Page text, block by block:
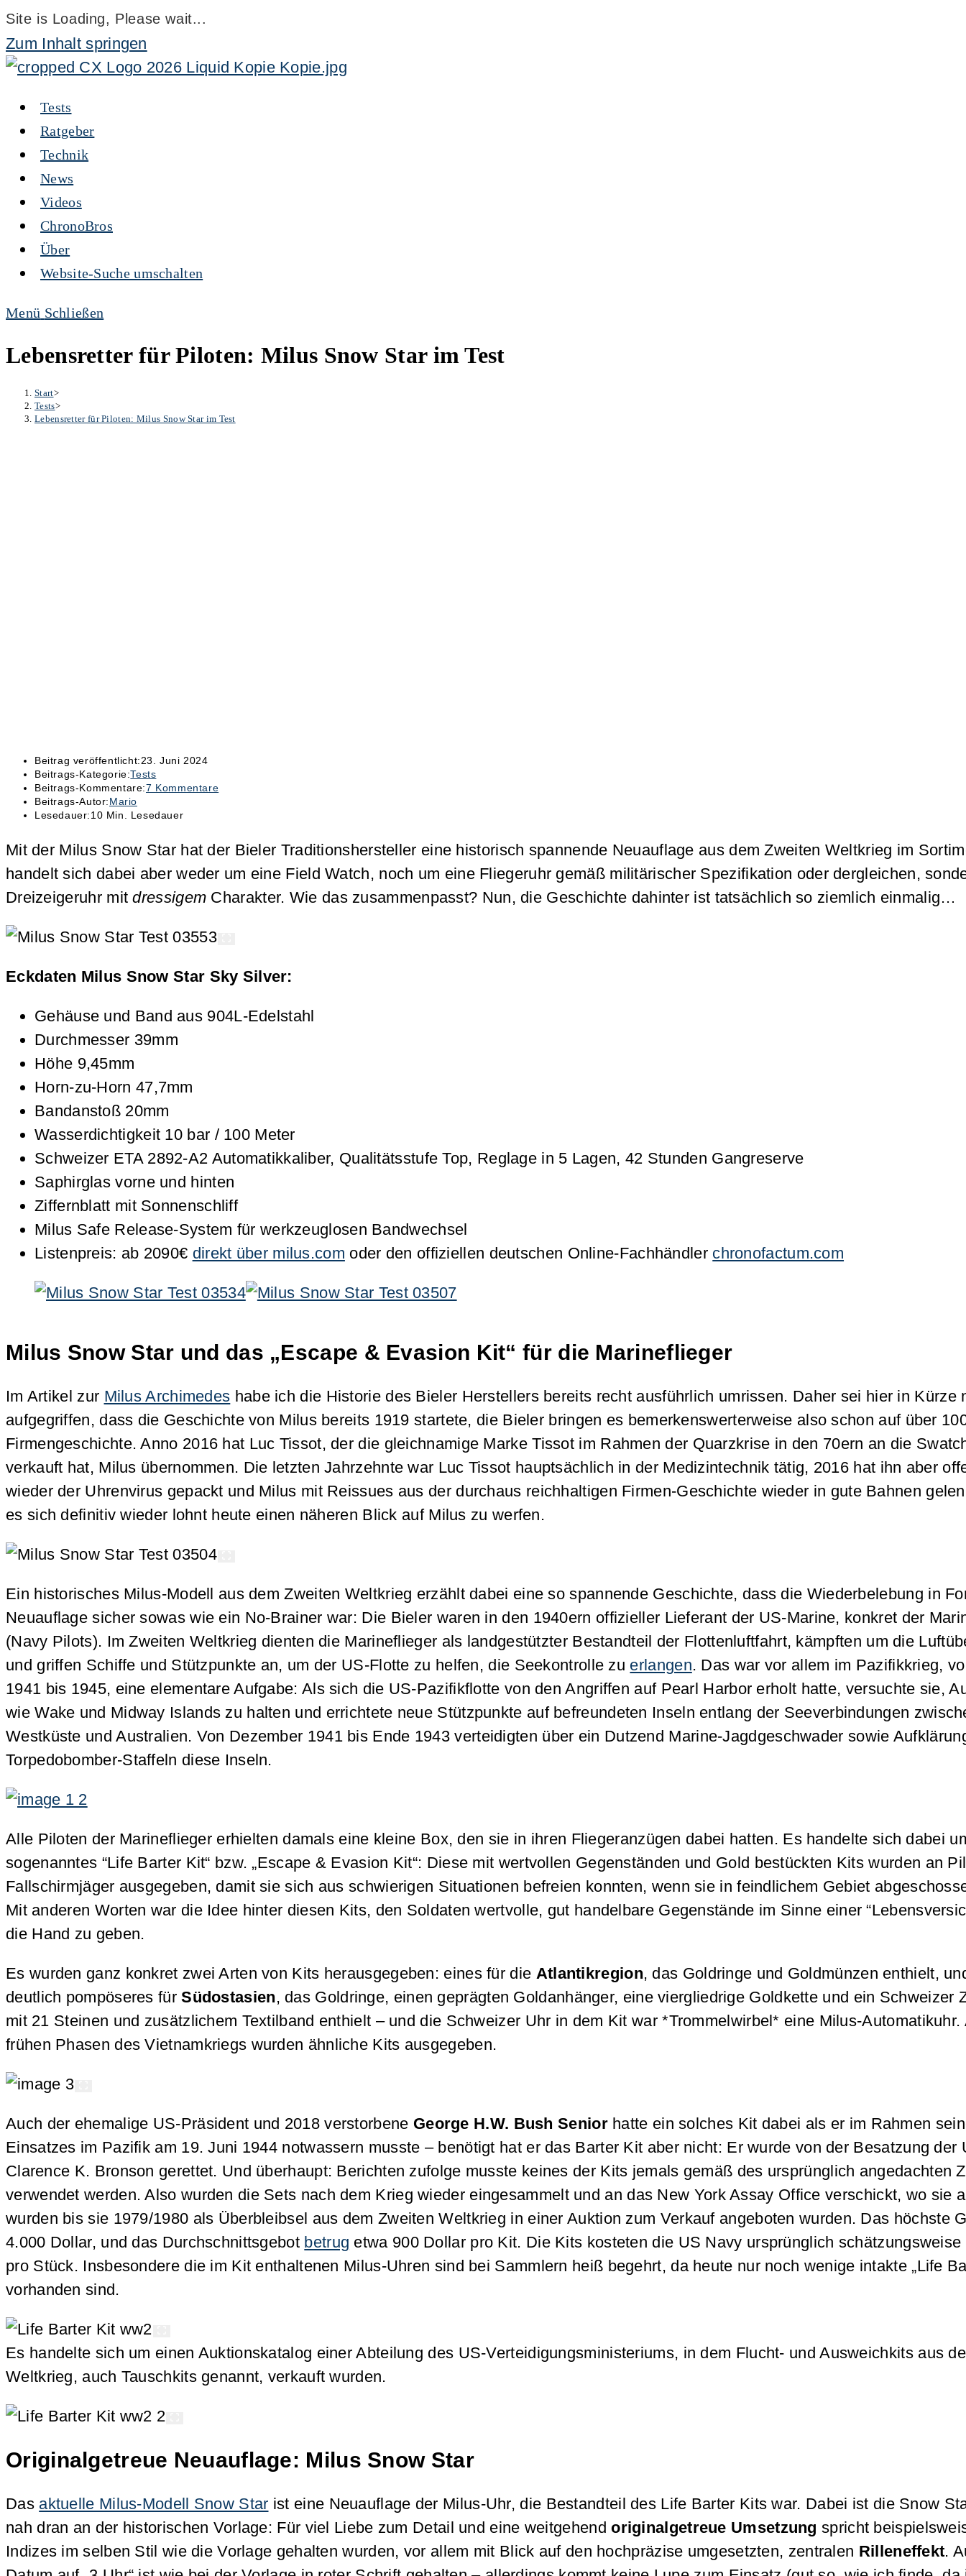
Site is Loading, Please wait...
Zum Inhalt springen
Tests
Ratgeber
Technik
News
Videos
ChronoBros
Über
Website-Suche umschalten
Menü Schließen
Lebensretter für Piloten: Milus Snow Star im Test
Start>
Tests>
Lebensretter für Piloten: Milus Snow Star im Test
Beitrag veröffentlicht:23. Juni 2024
Beitrags-Kategorie:Tests
Beitrags-Kommentare:7 Kommentare
Beitrags-Autor:Mario
Lesedauer:10 Min. Lesedauer
Mit der Milus Snow Star hat der Bieler Traditionshersteller eine historisch spannende Neuauflage aus dem Zweiten Weltkrieg im
handelt sich dabei aber weder um eine Field Watch, noch um eine Fliegeruhr gemäß militärischer Spezifikation oder dergleichen,
Dreizeigeruhr mitdressigem Charakter. Wie das zusammenpasst? Nun, die Geschichte dahinter ist tatsächlich so ziemlich einmalig…
Eckdaten Milus Snow Star Sky Silver:
Gehäuse und Band aus 904L-Edelstahl
Durchmesser 39mm
Höhe 9,45mm
Horn-zu-Horn 47,7mm
Bandanstoß 20mm
Wasserdichtigkeit 10 bar / 100 Meter
Schweizer ETA 2892-A2 Automatikkaliber, Qualitätsstufe Top, Reglage in 5 Lagen, 42 Stunden Gangreserve
Saphirglas vorne und hinten
Ziffernblatt mit Sonnenschliff
Milus Safe Release-System für werkzeuglosen Bandwechsel
Listenpreis: ab 2090€ direkt über milus.com oder den offiziellen deutschen Online-Fachhändler chronofactum.com
Milus Snow Star und das „Escape & Evasion Kit“ für die Marineflieger
Im Artikel zur Milus Archimedes habe ich die Historie des Bieler Herstellers bereits recht ausführlich umrissen. Daher sei hier in Kürze
aufgegriffen, dass die Geschichte von Milus bereits 1919 startete, die Bieler bringen es bemerkenswerterweise also schon auf über
Firmengeschichte. Anno 2016 hat Luc Tissot, der die gleichnamige Marke Tissot im Rahmen der Quarzkrise in den 70ern an die
verkauft hat, Milus übernommen. Die letzten Jahrzehnte war Luc Tissot hauptsächlich in der Medizintechnik tätig, 2016 hat ihn aber
wieder der Uhrenvirus gepackt und Milus mit Reissues aus der durchaus reichhaltigen Firmen-Geschichte wieder in gute Bahnen
es sich definitiv wieder lohnt heute einen näheren Blick auf Milus zu werfen.
Ein historisches Milus-Modell aus dem Zweiten Weltkrieg erzählt dabei eine so spannende Geschichte, dass die Wiederbelebung in
Neuauflage sicher sowas wie ein No-Brainer war: Die Bieler waren in den 1940ern offizieller Lieferant der US-Marine, konkret der
(Navy Pilots). Im Zweiten Weltkrieg dienten die Marineflieger als landgestützter Bestandteil der Flottenluftfahrt, kämpften um die
und griffen Schiffe und Stützpunkte an, um der US-Flotte zu helfen, die Seekontrolle zu erlangen. Das war vor allem im Pazifikkrieg,
1941 bis 1945, eine elementare Aufgabe: Als sich die US-Pazifikflotte von den Angriffen auf Pearl Harbor erholt hatte, versuchte sie,
wie Wake und Midway Islands zu halten und errichtete neue Stützpunkte auf befreundeten Inseln entlang der Seeverbindungen
Westküste und Australien. Von Dezember 1941 bis Ende 1943 verteidigten über ein Dutzend Marine-Jagdgeschwader sowie
Torpedobomber-Staffeln diese Inseln.
Alle Piloten der Marineflieger erhielten damals eine kleine Box, den sie in ihren Fliegeranzügen dabei hatten. Es handelte sich dabei
sogenanntes “Life Barter Kit“ bzw. „Escape & Evasion Kit“: Diese mit wertvollen Gegenständen und Gold bestückten Kits wurden an
Fallschirmjäger ausgegeben, damit sie sich aus schwierigen Situationen befreien konnten, wenn sie in feindlichem Gebiet
Mit anderen Worten war die Idee hinter diesen Kits, den Soldaten wertvolle, gut handelbare Gegenstände im Sinne einer
die Hand zu geben.
Es wurden ganz konkret zwei Arten von Kits herausgegeben: eines für die Atlantikregion, das Goldringe und Goldmünzen enthielt,
deutlich pompöseres fürSüdostasien, das Goldringe, einen geprägten Goldanhänger, eine viergliedrige Goldkette und ein Schweizer
mit 21 Steinen und zusätzlichem Textilband enthielt – und die Schweizer Uhr in dem Kit war *Trommelwirbel* eine Milus-Automatikuhr.
frühen Phasen des Vietnamkriegs wurden ähnliche Kits ausgegeben.
Auch der ehemalige US-Präsident und 2018 verstorbene George H.W. Bush Senior hatte ein solches Kit dabei als er im Rahmen
Einsatzes im Pazifik am 19. Juni 1944 notwassern musste – benötigt hat er das Barter Kit aber nicht: Er wurde von der Besatzung der
Clarence K. Bronson gerettet. Und überhaupt: Berichten zufolge musste keines der Kits jemals gemäß des ursprünglich angedachten
verwendet werden. Also wurden die Sets nach dem Krieg wieder eingesammelt und an das New York Assay Office verschickt, wo sie
wurden bis sie 1979/1980 als Überbleibsel aus dem Zweiten Weltkrieg in einer Auktion zum Verkauf angeboten wurden. Das höchste
4.000 Dollar, und das Durchschnittsgebot betrug etwa 900 Dollar pro Kit. Die Kits kosteten die US Navy ursprünglich schätzungsweise
pro Stück. Insbesondere die im Kit enthaltenen Milus-Uhren sind bei Sammlern heiß begehrt, da heute nur noch wenige intakte „Life
vorhanden sind.
Es handelte sich um einen Auktionskatalog einer Abteilung des US-Verteidigungsministeriums, in dem Flucht- und Ausweichkits aus
Weltkrieg, auch Tauschkits genannt, verkauft wurden.
Originalgetreue Neuauflage: Milus Snow Star
Das aktuelle Milus-Modell Snow Star ist eine Neuauflage der Milus-Uhr, die Bestandteil des Life Barter Kits war. Dabei ist die Snow
nah dran an der historischen Vorlage: Für viel Liebe zum Detail und eine weitgehendoriginalgetreue Umsetzung spricht
Indizes im selben Stil wie die Vorlage gehalten wurden, vor allem mit Blick auf den hochpräzise umgesetzten, zentralen Rilleneffekt.